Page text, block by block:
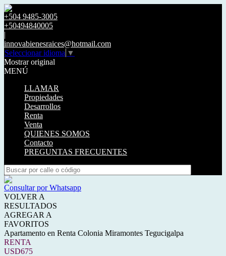
+504 9485-3005
+50494840005
|
innovabienesraices@hotmail.com
Seleccionar idioma ▼
Mostrar original
MENÚ
LLAMAR
Propiedades
Desarrollos
Renta
Venta
QUIENES SOMOS
Contacto
PREGUNTAS FRECUENTES
Consultar por Whatsapp
VOLVER A
RESULTADOS
AGREGAR A
FAVORITOS
Apartamento en Renta Colonia Miramontes Tegucigalpa
RENTA
USD675